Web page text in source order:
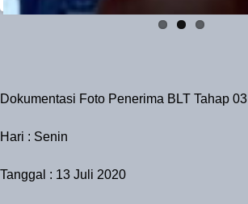
Dokumentasi Foto Penerima BLT Tahap 03
Hari : Senin
Tanggal : 13 Juli 2020